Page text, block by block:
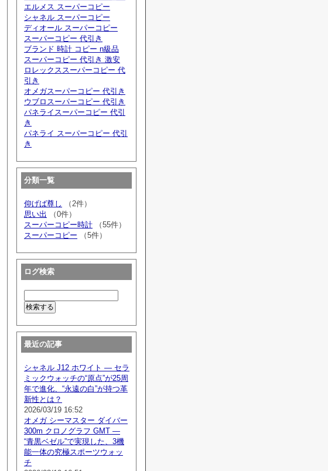
エルメス スーパーコピー
シャネル スーパーコピー
ディオール スーパーコピー
スーパーコピー 代引き
ブランド 時計 コピー n級品
スーパーコピー 代引き 激安
ロレックススーパーコピー 代
引き
オメガスーパーコピー 代引き
ウブロスーパーコピー 代引き
パネライスーパーコピー 代引
き
パネライ スーパーコピー 代引
き
分類一覧
仰げば尊し
（2件）
思い出
（0件）
スーパーコピー時計 （55件）
スーパーコピー （5件）
ログ検索
最近の記事
シャネル J12 ホワイト — セラ
ミックウォッチの“原点”が25周
年で進化、“永遠の白”が持つ革
新性とは？
2026/03/19 16:52
オメガ シーマスター ダイバー
300m クロノグラフ GMT —
“青黒ベゼル”で実現した、3機
能一体の究極スポーツウォッ
チ